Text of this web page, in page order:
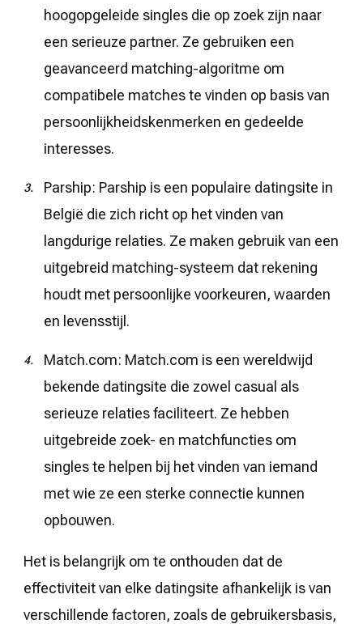
hoogopgeleide singles die op zoek zijn naar
een serieuze partner. Ze gebruiken een
geavanceerd matching-algoritme om
compatibele matches te vinden op basis van
persoonlijkheidskenmerken en gedeelde
interesses.
Parship: Parship is een populaire datingsite in
België die zich richt op het vinden van
langdurige relaties. Ze maken gebruik van een
uitgebreid matching-systeem dat rekening
houdt met persoonlijke voorkeuren, waarden
en levensstijl.
Match.com: Match.com is een wereldwijd
bekende datingsite die zowel casual als
serieuze relaties faciliteert. Ze hebben
uitgebreide zoek- en matchfuncties om
singles te helpen bij het vinden van iemand
met wie ze een sterke connectie kunnen
opbouwen.
Het is belangrijk om te onthouden dat de
effectiviteit van elke datingsite afhankelijk is van
verschillende factoren, zoals de gebruikersbasis,